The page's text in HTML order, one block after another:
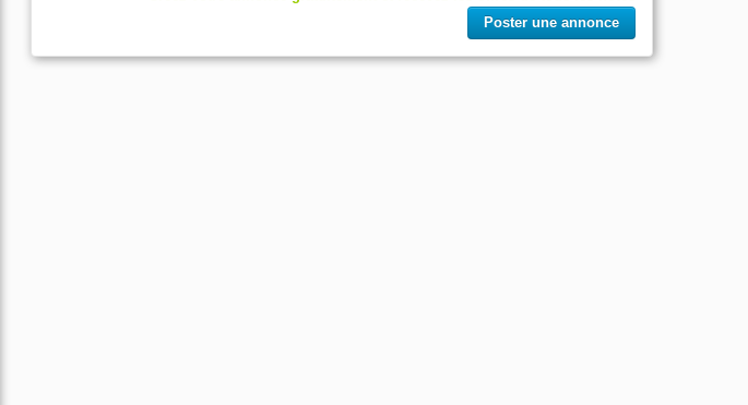
Poster une annonce